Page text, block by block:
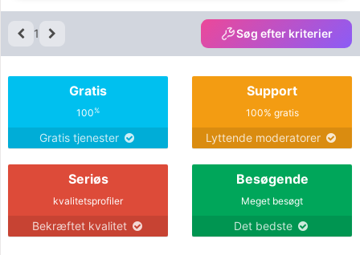
1 Søg efter kriterier
Gratis
100%
Gratis tjenester
Support
100% gratis
Lyttende moderatorer
Seriøs
kvalitetsprofiler
Bekræftet kvalitet
Besøgende
Meget besøgt
Det bedste